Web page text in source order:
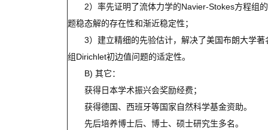
2）率先证明了流体力学的Navier-Stokes方程组
题稳态解的存在性和渐近稳定性；
3）建立精细的先验估计，解决了美国布朗大学
组Dirichlet初边值问题的适定性。
B) 其它：
获得日本学术振兴会奖励经费；
获得德国、西班牙等国家自然科学基金资助。
先后培养博士后、博士、硕士研究生多名。